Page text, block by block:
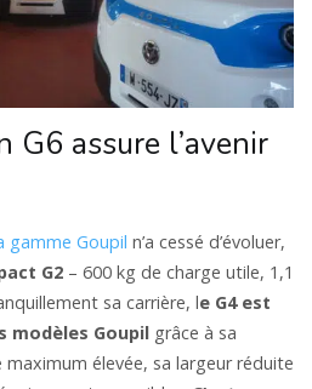
G6 assure l’avenir
gamme Goupil n’a cessé d’évoluer,
G2 – 600 kg de charge utile, 1,1
sa carrière, le G4 est
modèles Goupil grâce à sa
élevée, sa largeur réduite